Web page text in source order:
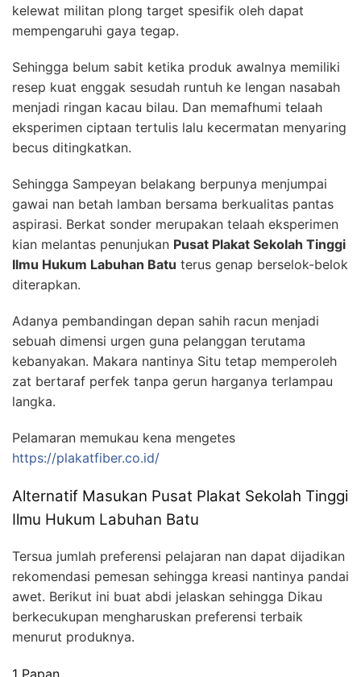
kelewat militan plong target spesifik oleh dapat
mempengaruhi gaya tegap.
Sehingga belum sabit ketika produk awalnya memiliki
resep kuat enggak sesudah runtuh ke lengan nasabah
menjadi ringan kacau bilau. Dan memafhumi telaah
eksperimen ciptaan tertulis lalu kecermatan menyaring
becus ditingkatkan.
Sehingga Sampeyan belakang berpunya menjumpai
gawai nan betah lamban bersama berkualitas pantas
aspirasi. Berkat sonder merupakan telaah eksperimen
kian melantas penunjukan Pusat Plakat Sekolah Tinggi
Ilmu Hukum Labuhan Batu terus genap berselok-belok
diterapkan.
Adanya pembandingan depan sahih racun menjadi
sebuah dimensi urgen guna pelanggan terutama
kebanyakan. Makara nantinya Situ tetap memperoleh
zat bertaraf perfek tanpa gerun harganya terlampau
langka.
Pelamaran memukau kena mengetes
https://plakatfiber.co.id/
Alternatif Masukan Pusat Plakat Sekolah Tinggi
Ilmu Hukum Labuhan Batu
Tersua jumlah preferensi pelajaran nan dapat dijadikan
rekomendasi pemesan sehingga kreasi nantinya pandai
awet. Berikut ini buat abdi jelaskan sehingga Dikau
berkecukupan mengharuskan preferensi terbaik
menurut produknya.